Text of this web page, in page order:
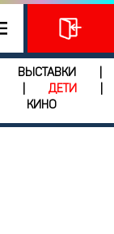
ВЫСТАВКИ
ДЕТИ
КИНО